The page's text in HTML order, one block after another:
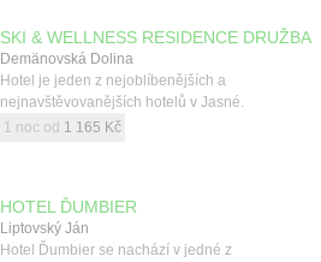
SKI & WELLNESS RESIDENCE DRUŽBA
Demänovská Dolina
Hotel je jeden z nejoblíbenějších a
nejnavštěvovanějších hotelů v Jasné.
1 noc od 1 165 Kč
HOTEL ĎUMBIER
Liptovský Ján
Hotel Ďumbier se nachází v jedné z